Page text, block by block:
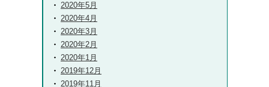
2020年5月
2020年4月
2020年3月
2020年2月
2020年1月
2019年12月
2019年11月